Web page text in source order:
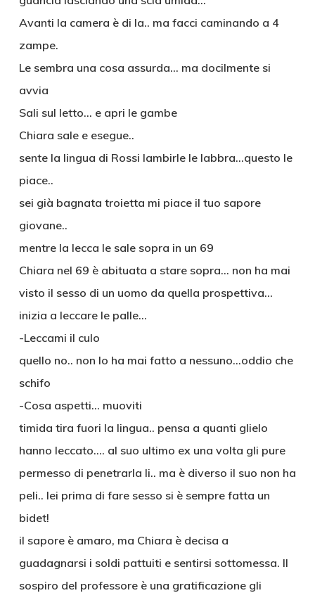
Avanti la camera è di la.. ma facci caminando a 4
zampe.
Le sembra una cosa assurda… ma docilmente si
avvia
Sali sul letto… e apri le gambe
Chiara sale e esegue..
sente la lingua di Rossi lambirle le labbra…questo le
piace..
sei già bagnata troietta mi piace il tuo sapore
giovane..
mentre la lecca le sale sopra in un 69
Chiara nel 69 è abituata a stare sopra… non ha mai
visto il sesso di un uomo da quella prospettiva…
inizia a leccare le palle…
-Leccami il culo
quello no.. non lo ha mai fatto a nessuno…oddio che
schifo
-Cosa aspetti… muoviti
timida tira fuori la lingua.. pensa a quanti glielo
hanno leccato…. al suo ultimo ex una volta gli pure
permesso di penetrarla li.. ma è diverso il suo non ha
peli.. lei prima di fare sesso si è sempre fatta un
bidet!
il sapore è amaro, ma Chiara è decisa a
guadagnarsi i soldi pattuiti e sentirsi sottomessa. Il
sospiro del professore è una gratificazione gli